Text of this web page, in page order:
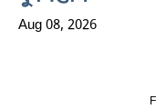
Aug 08, 2026